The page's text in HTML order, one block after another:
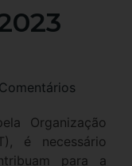
Organização
é necessário
para a